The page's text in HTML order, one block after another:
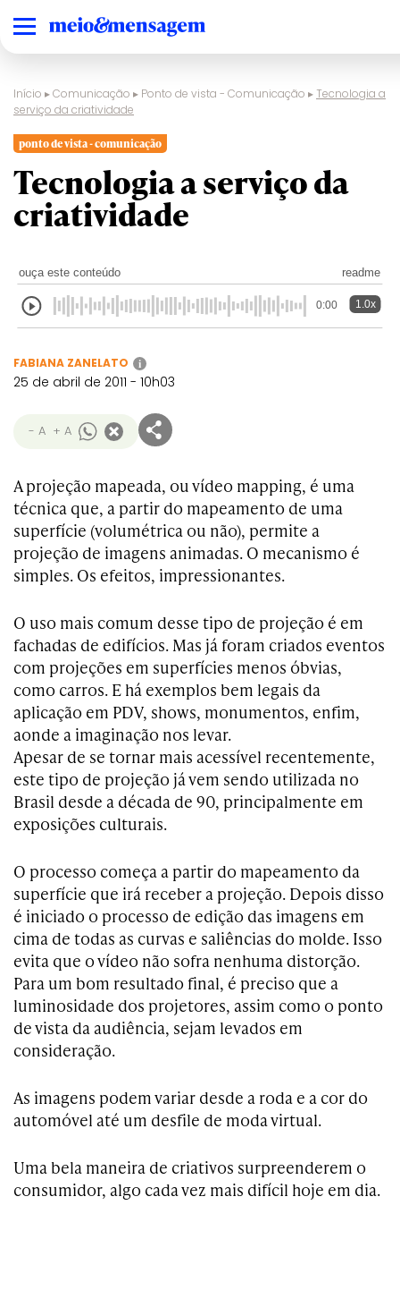
Início ▸Comunicação ▸ Ponto de vista - Comunicação ▸ Tecnologia a
serviço da criatividade
ponto de vista - comunicação
Tecnologia a serviço da
criatividade
ouça este conteúdo readme
0:00 1.0x
FABIANA ZANELATO i
25 de abril de 2011 - 10h03
- A + A
A projeção mapeada, ou vídeo mapping, é uma
técnica que, a partir do mapeamento de uma
superfície (volumétrica ou não), permite a
projeção de imagens animadas. O mecanismo é
simples. Os efeitos, impressionantes.
O uso mais comum desse tipo de projeção é em
fachadas de edifícios. Mas já foram criados eventos
com projeções em superfícies menos óbvias,
como carros. E há exemplos bem legais da
aplicação em PDV, shows, monumentos, enfim,
aonde a imaginação nos levar.
Apesar de se tornar mais acessível recentemente,
este tipo de projeção já vem sendo utilizada no
Brasil desde a década de 90, principalmente em
exposições culturais.
O processo começa a partir do mapeamento da
superfície que irá receber a projeção. Depois disso
é iniciado o processo de edição das imagens em
cima de todas as curvas e saliências do molde. Isso
evita que o vídeo não sofra nenhuma distorção.
Para um bom resultado final, é preciso que a
luminosidade dos projetores, assim como o ponto
de vista da audiência, sejam levados em
consideração.
As imagens podem variar desde a roda e a cor do
automóvel até um desfile de moda virtual.
Uma bela maneira de criativos surpreenderem o
consumidor, algo cada vez mais difícil hoje em dia.